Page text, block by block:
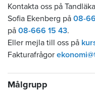
Kontakta oss på
Sofia Ekenberg på 08-
på 08-666 15 43.
Eller mejla till oss på
Fakturafrågor
Målgrupp